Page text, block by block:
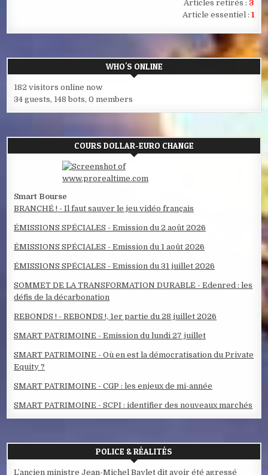
Articles retirés : 3
Article essentiel : 1
WHO'S ONLINE
182 visitors online now
34 guests, 148 bots, 0 members
COURS DOLLAR-EURO CHANGE
Smart Bourse
BRANCHÉ ! - Il faut sauver le jeu vidéo français
ÉMISSIONS SPÉCIALES - Emission du 2 août 2026
ÉMISSIONS SPÉCIALES - Emission du 1 août 2026
ÉMISSIONS SPÉCIALES - Emission du 31 juillet 2026
SOMMET DE LA TRANSFORMATION DURABLE - Edenred : les
défis de la décarbonation
REBONDS ! - REBONDS !, 1er partie du 28 juillet 2026
SMART PATRIMOINE - Emission du lundi 27 juillet
SMART PATRIMOINE - Où en est la démocratisation du Private
Equity ?
SMART PATRIMOINE - CGP : les enjeux de mi-année
SMART PATRIMOINE - SCPI : identifier des nouveaux marchés
POLICE & RÉALITÉS
L’ancien ministre Jean-Michel Baylet dit avoir été agressé